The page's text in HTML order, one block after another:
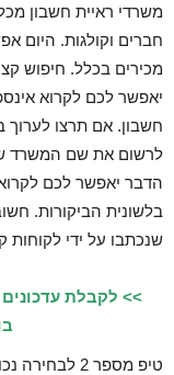
משרדי ראיית חשבון
חברים וקולגות. היום
מכירים בכלל. חיפוש
יאפשר לכם לקרוא
חשבון. אם תרצו לערוך
לרשום את שם המשרד
הדבר יאפשר לכם
בלשונית הביקורות.
שנכתבו על ידי לקוחות
>> לקבלת
טיפ מספר 2 לבחירה נכונה של משרד לראיית חשבון – קבלת עדכונים